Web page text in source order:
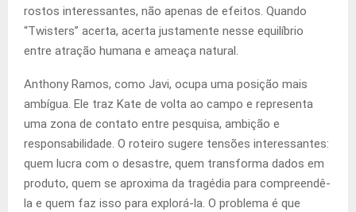
rostos interessantes, não apenas de efeitos. Quando
“Twisters” acerta, acerta justamente nesse equilíbrio
entre atração humana e ameaça natural.
Anthony Ramos, como Javi, ocupa uma posição mais
ambígua. Ele traz Kate de volta ao campo e representa
uma zona de contato entre pesquisa, ambição e
responsabilidade. O roteiro sugere tensões interessantes:
quem lucra com o desastre, quem transforma dados em
produto, quem se aproxima da tragédia para compreendê-
la e quem faz isso para explorá-la. O problema é que